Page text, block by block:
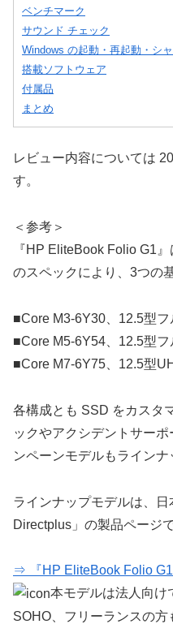
ベンチマーク
サウンド チェック
Windows の起動・再起動・シ
搭載ソフトウェア
付属品
まとめ
レビュー内容については
す。
＜参考＞
『HP EliteBook Folio G1
のスペックにより、3つの
■Core M3-6Y30、12.5型フ
■Core M5-6Y54、12.5型フ
■Core M7-6Y75、12.5型
各構成とも SSD をカスタ
ックやアクシデントサー
ンペーンモデルもラインナ
ラインナップモデルは、
Directplus」の製品ページ
⇒ 『HP EliteBook Folio
本モデルは法人向け
SOHO、フリーランスの方